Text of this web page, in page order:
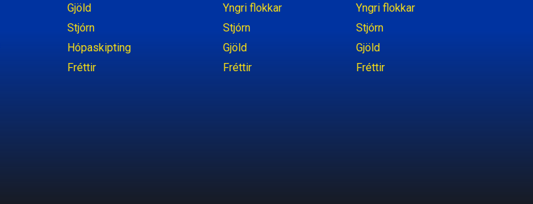
Gjöld
Stjórn
Hópaskipting
Fréttir
Yngri flokkar
Stjórn
Gjöld
Fréttir
Yngri flokkar
Stjórn
Gjöld
Fréttir